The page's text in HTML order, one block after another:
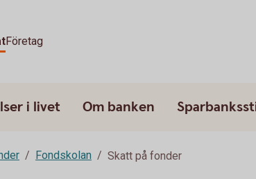
Företag
i livet Om banken
Fondskolan Skatt på fonder